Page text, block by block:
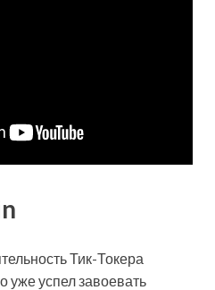
Тик-Токера
уже успел завоевать